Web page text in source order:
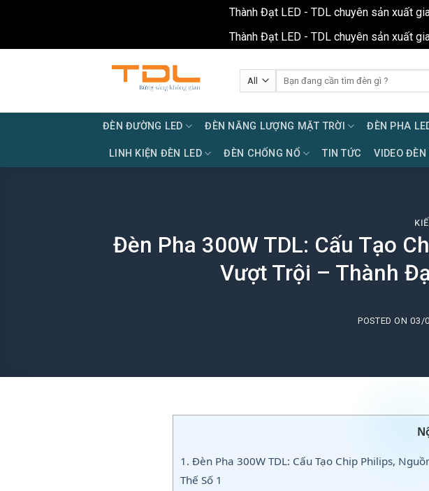
Thành Đạt LED - TDL chuyên sản xuất
Thành Đạt LED - TDL chuyên sản xuất
kiếm:
ĐÈN ĐƯỜNG LED ĐÈN NĂNG LƯỢNG MẶT TRỜI ĐÈN PHA
LINH KIỆN ĐÈN LED ĐÈN CHỐNG NỔ TIN TỨC VIDEO ĐÈN
Đèn Pha 300W TDL: Cấu Tạo
Vượt Trội – Thành
POSTED ON03/
1. Đèn Pha 300W TDL: Cấu Tạo Chip Philips,
Thế Số 1